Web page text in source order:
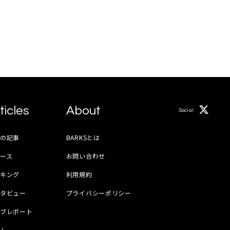
記事
ス
ング
ビュー
レポート
About
BARKSとは
お問い合わせ
利用規約
プライバシーポリシー
Social